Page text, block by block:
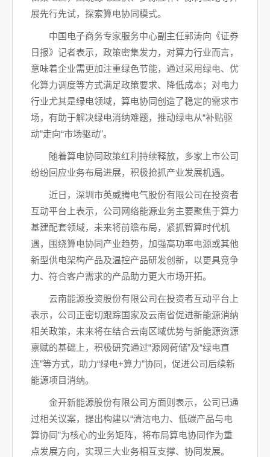
展先行先试，探索算电协同模式。
中国电子商务专家服务中心副主任郭涛向《证券
日报》记者表示，政策密集发力，对算力行业而言，
意味着企业需更加注重绿色节能，通过采用绿电、优
化算力调度等方式满足政策要求、降低成本；对电力
行业尤其是绿电领域，算电协同创造了稳定的需求市
场，有助于解决绿电消纳难题，推动绿电从“补贴驱
动”走向“市场驱动”。
随着算电协同政策红利持续释放，多家上市公司
纷纷回应业务布局进展，积极抢抓产业发展机遇。
近日，深圳市英威腾电气股份有限公司在投资者
互动平台上表示，公司网络能源业务主要聚焦于算力
基建配套领域，未来将前瞻布局，紧抓智算时代机
遇，围绕算电协同产业趋势，加强高功率电源或其他
新型供电架构产品及温控产品研发创新，以更具竞争
力、符合客户需求的产品助力更大市场开拓。
云南能源投资股份有限公司在投资者互动平台上
表示，公司正密切跟踪国家及云南省促进新能源消纳
相关政策，未来将在结合云南区域优势与新能源资源
禀赋的基础上，积极研究通过“源网荷储”及“绿电直
连”等方式，助力“绿电+算力”协同，促进公司后续新
能源项目消纳。
金开新能源股份有限公司方面则表示，公司已通
过相关议案，提出构建以“清洁电力、低碳产品与电
算协同”为核心的业务矩阵，将布局算电协同作为重
点发展方向，实现三大业务相互支撑、协同发展。